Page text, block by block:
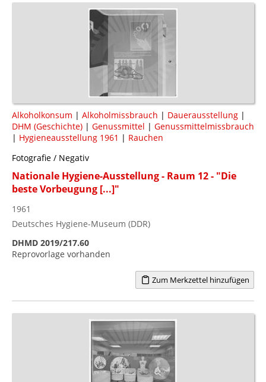
Alkoholkonsum | Alkoholmissbrauch | Dauerausstellung |
DHM (Geschichte) | Genussmittel | Genussmittelmissbrauch
| Hygieneausstellung 1961 | Rauchen
Fotografie / Negativ
Nationale Hygiene-Ausstellung - Raum 12 - "Die
beste Vorbeugung [...]"
1961
Deutsches Hygiene-Museum (DDR)
DHMD 2019/217.60
Reprovorlage vorhanden
Zum Merkzettel hinzufügen